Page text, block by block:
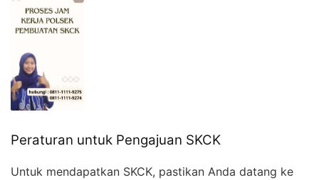
Peraturan untuk Pengajuan SKCK
Untuk mendapatkan SKCK, pastikan Anda datang ke